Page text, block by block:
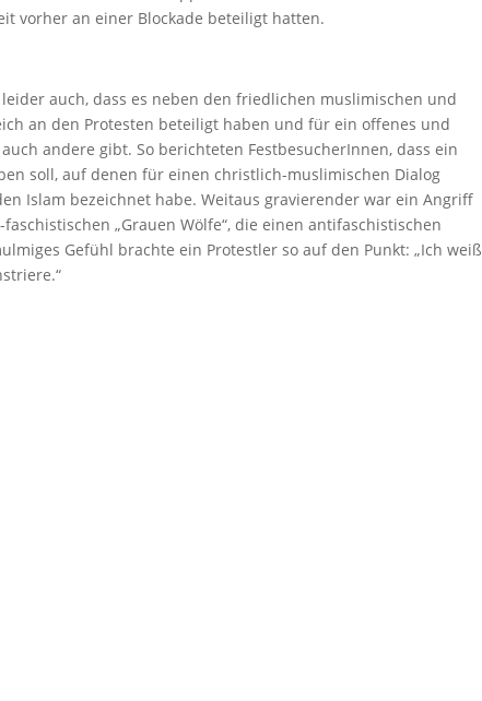
vorher an einer Blockade beteiligt hatten.
auch, dass es neben den friedlichen muslimischen und
an den Protesten beteiligt haben und für ein offenes und
andere gibt. So berichteten FestbesucherInnen, dass ein
soll, auf denen für einen christlich-muslimischen Dialog
Islam bezeichnet habe. Weitaus gravierender war ein Angriff
„Grauen Wölfe“, die einen antifaschistischen
Gefühl brachte ein Protestler so auf den Punkt: „Ich weiß